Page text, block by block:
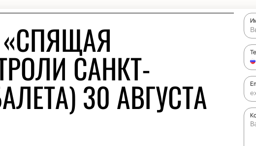
САНКТ-
30 АВГУСТА